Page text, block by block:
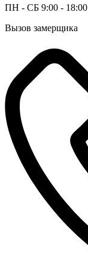
ПН - СБ 9:00 - 18:00
Вызов замерщика